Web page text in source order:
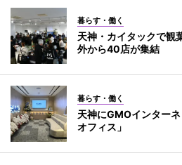
暮らす・働く
天神・カイタックで
外から40店が集結
暮らす・働く
天神にGMOインター
オフィス」